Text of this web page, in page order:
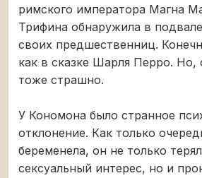
римского императора Магна
Трифина обнаружила в
своих предшественниц.
как в сказке Шарля Перро. Но,
тоже страшно.
У Кономона было странное
отклонение. Как только
беременела, он не только
сексуальный интерес, но и